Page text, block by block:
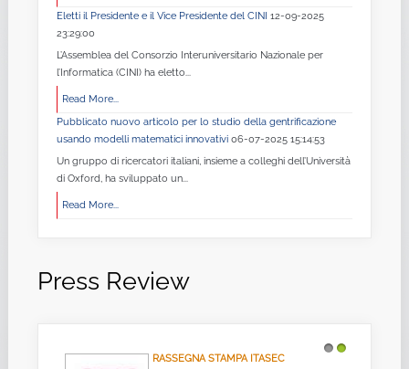
Eletti il Presidente e il Vice Presidente del CINI 12-09-2025
23:29:00
L’Assemblea del Consorzio Interuniversitario Nazionale per
l’Informatica (CINI) ha eletto...
Read More...
Pubblicato nuovo articolo per lo studio della gentrificazione
usando modelli matematici innovativi 06-07-2025 15:14:53
Un gruppo di ricercatori italiani, insieme a colleghi dell’Università
di Oxford, ha sviluppato un...
Read More...
Press Review
RASSEGNA STAMPA ITASEC